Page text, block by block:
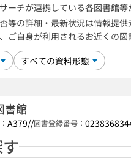
ーチが連携している各図書館等
等の詳細・最新状況は情報提
ご自身が利用されるお近くの
書館
A379//図書登録番号：